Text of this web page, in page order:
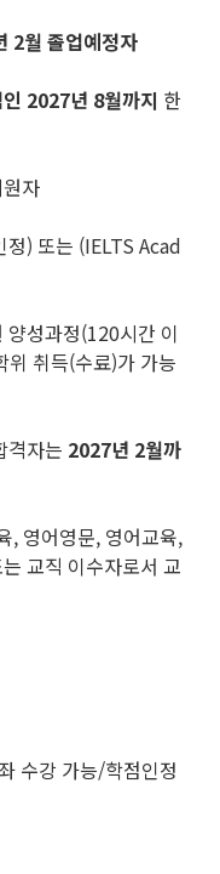
2월 졸업예정자
2027년 8월까지 한
자
) 또는 (IELTS Acad
양성과정(120시간 이
위 취득(수료)가 가능
격자는 2027년 2월까
, 영어영문, 영어교육,
교직 이수자로서 교
수강 가능/학점인정